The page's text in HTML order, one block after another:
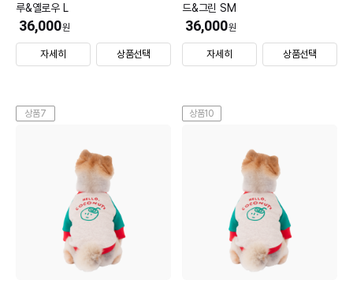
루&옐로우 L
36,000원
자세히 상품선택
드&그린 SM
36,000원
자세히 상품선택
상품7 상품10